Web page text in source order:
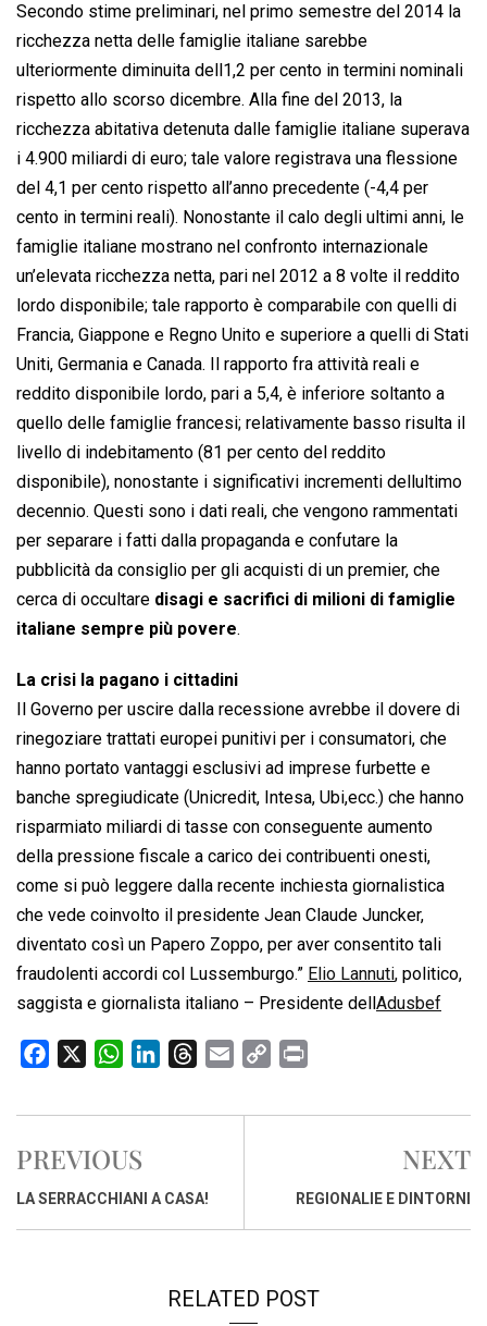
Secondo stime preliminari, nel primo semestre del 2014 la
ricchezza netta delle famiglie italiane sarebbe
ulteriormente diminuita dell1,2 per cento in termini nominali
rispetto allo scorso dicembre. Alla fine del 2013, la
ricchezza abitativa detenuta dalle famiglie italiane superava
i 4.900 miliardi di euro; tale valore registrava una flessione
del 4,1 per cento rispetto all’anno precedente (-4,4 per
cento in termini reali). Nonostante il calo degli ultimi anni, le
famiglie italiane mostrano nel confronto internazionale
un’elevata ricchezza netta, pari nel 2012 a 8 volte il reddito
lordo disponibile; tale rapporto è comparabile con quelli di
Francia, Giappone e Regno Unito e superiore a quelli di Stati
Uniti, Germania e Canada. Il rapporto fra attività reali e
reddito disponibile lordo, pari a 5,4, è inferiore soltanto a
quello delle famiglie francesi; relativamente basso risulta il
livello di indebitamento (81 per cento del reddito
disponibile), nonostante i significativi incrementi dellultimo
decennio. Questi sono i dati reali, che vengono rammentati
per separare i fatti dalla propaganda e confutare la
pubblicità da consiglio per gli acquisti di un premier, che
cerca di occultare disagi e sacrifici di milioni di famiglie
italiane sempre più povere.
La crisi la pagano i cittadini
Il Governo per uscire dalla recessione avrebbe il dovere di
rinegoziare trattati europei punitivi per i consumatori, che
hanno portato vantaggi esclusivi ad imprese furbette e
banche spregiudicate (Unicredit, Intesa, Ubi,ecc.) che hanno
risparmiato miliardi di tasse con conseguente aumento
della pressione fiscale a carico dei contribuenti onesti,
come si può leggere dalla recente inchiesta giornalistica
che vede coinvolto il presidente Jean Claude Juncker,
diventato così un Papero Zoppo, per aver consentito tali
fraudolenti accordi col Lussemburgo.” Elio Lannuti, politico,
saggista e giornalista italiano – Presidente dell Adusbef
c
b
o
W
a
s
A
n
d
r
d
a
p
i
PREVIOUS
LA SERRACCHIANI A CASA!
NEXT
REGIONALIE E DINTORNI
RELATED POST